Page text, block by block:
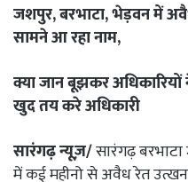
जशपुर, बरभाटा, भेड़वन में
सामने आ रहा नाम,
क्या जान बूझकर
खुद तय करे अधिकारी
सारंगढ़ न्यूज़/सारंगढ़
में कई महीनो से अवैध रेत